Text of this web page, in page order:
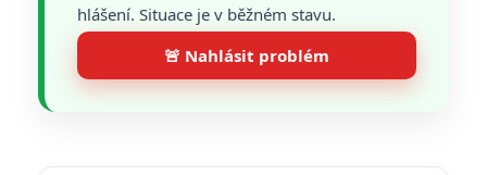
hlášení. Situace je v běžném stavu.
🚨 Nahlásit problém